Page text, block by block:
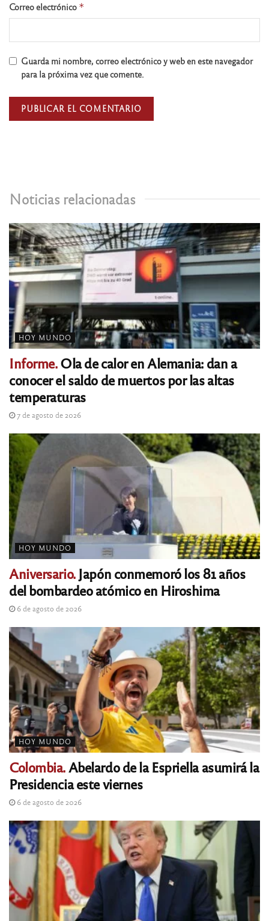
Noticias relacionadas
HOY MUNDO
Informe.Ola de calor en Alemania: dan a
conocer el saldo de muertos por las altas
temperaturas
7 de agosto de 2026
HOY MUNDO
Aniversario.Japón conmemoró los 81 años
del bombardeo atómico en Hiroshima
6 de agosto de 2026
HOY MUNDO
Colombia. Abelardo de la Espriella asumirá la
Presidencia este viernes
6 de agosto de 2026
Correo electrónico *
Guarda mi nombre, correo electrónico y web en este navegador
para la próxima vez que comente.